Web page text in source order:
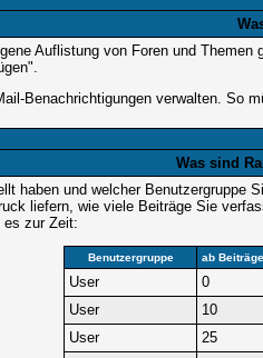
Auflistung von Foren und
Benachrichtigungen verwalten. So
Was sind
haben und welcher Benutzergruppe
liefern, wie viele Beiträge Sie
es zur Zeit:
Benutzergruppe ab Beiträge
User 0
User
10
User
25